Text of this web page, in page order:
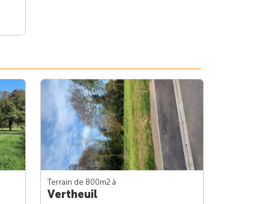
Terrain de 800m2 à
Vertheuil